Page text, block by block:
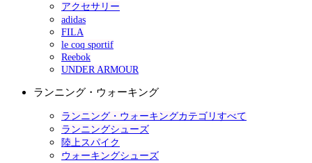
アクセサリー
adidas
FILA
le coq sportif
Reebok
UNDER ARMOUR
ランニング・ウォーキング
ランニング・ウォーキングカテゴリすべて
ランニングシューズ
陸上スパイク
ウォーキングシューズ